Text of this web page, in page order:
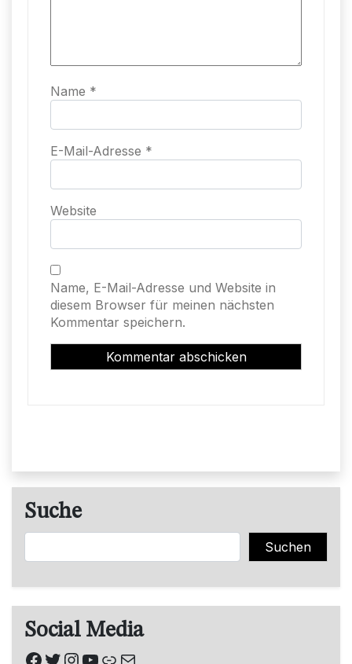
Name *
E-Mail-Adresse *
Website
Name, E-Mail-Adresse und Website in
diesem Browser für meinen nächsten
Kommentar speichern.
Suche
Suchen Suchen
Social Media
Facebook
Twitter
Instagram
YouTube
Link
E-Mail